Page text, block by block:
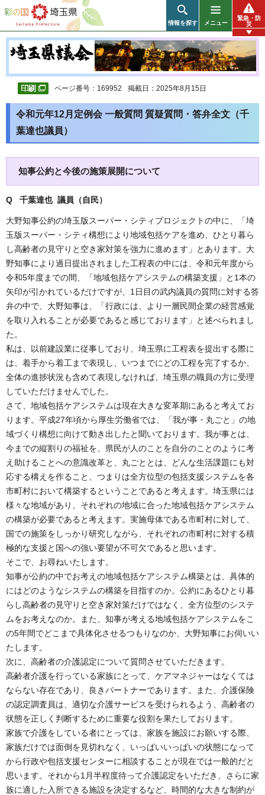
彩の国 埼玉県
情報を探す メニュー
緊急・防
災
ページ番号：169952 掲載日：2025年8月15日
令和元年12月定例会 一般質問 質疑質問・答弁全文（千
葉達也議員）
知事公約と今後の施策展開について
Q 千葉達也 議員（自民）
大野知事公約の埼玉版スーパー・シティプロジェクトの中に、「埼
玉版スーパー・シティ構想により地域包括ケアを進め、ひとり暮ら
し高齢者の見守りと空き家対策を強力に進めます」とあります。大
野知事により過日提出されました工程表の中には、令和元年度から
令和5年度までの間、「地域包括ケアシステムの構築支援」と1本の
矢印が引かれているだけですが、1日目の武内議員の質問に対する答
弁の中で、大野知事は、「行政には、より一層民間企業の経営感覚
を取り入れることが必要であると感じております」と述べられまし
た。
私は、以前建設業に従事しており、埼玉県に工程表を提出する際に
は、着手から着工まで表現し、いつまでにどの工程を完了するか、
全体の進捗状況も含めて表現しなければ、埼玉県の職員の方に受理
していただけませんでした。
さて、地域包括ケアシステムは現在大きな変革期にあると考えてお
ります。平成27年頃から厚生労働省では、「我が事・丸ごと」の地
域づくり構想に向けて動き出したと聞いております。我が事とは、
今までの縦割りの福祉を、県民が人のことを自分のことのように考
え助けることへの意識改革と、丸ごととは、どんな生活課題にも対
応する構えを作ること、つまりは全方位型の包括支援システムを各
市町村において構築するということであると考えます。埼玉県には
様々な地域があり、それぞれの地域に合った地域包括ケアシステム
の構築が必要であると考えます。実施母体である市町村に対して、
国での施策をしっかり研究しながら、それぞれの市町村に対する積
極的な支援と国への強い要望が不可欠であると思います。
そこで、お尋ねいたします。
知事が公約の中でお考えの地域包括ケアシステム構築とは、具体的
にはどのようなシステムの構築を目指すのか。公約にあるひとり暮
らし高齢者の見守りと空き家対策だけではなく、全方位型のシステ
ムをお考えなのか。また、知事が考える地域包括ケアシステムをこ
の5年間でどこまで具体化させるつもりなのか、大野知事にお伺いい
たします。
次に、高齢者の介護認定について質問させていただきます。
高齢者介護を行っている家族にとって、ケアマネジャーはなくては
ならない存在であり、良きパートナーであります。また、介護保険
の認定調査員は、適切な介護サービスを受けられるよう、高齢者の
状態を正しく判断するために重要な役割を果たしております。
家族で介護をしている者にとっては、家族を施設にお願いする際、
家族だけでは面倒を見切れなく、いっぱいいっぱいの状態になって
から行政や包括支援センターに相談することが現在では一般的だと
思います。それから1月半程度待って介護認定をいただき、さらに家
族に適した入所できる施設を決定するなど、時間的な大きな制約が